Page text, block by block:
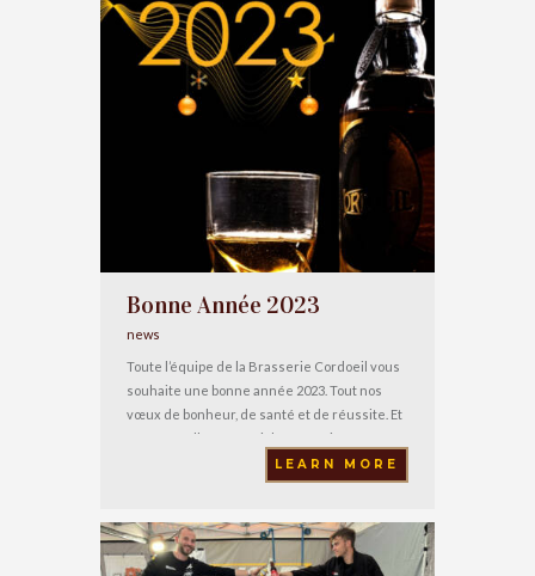
de détection par PCR en temps réel
Bonne Année 2023
news
Toute l’équipe de la Brasserie Cordoeil vous
souhaite une bonne année 2023. Tout nos
vœux de bonheur, de santé et de réussite. Et
une nouvelle année riche en projets
professionnels et familiaux…LEARN MORE